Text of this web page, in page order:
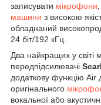
записувати мікрофони
машини з високою
обладнаний
24 біт/192 кГц.
Два найкращих у світі
передпідсилювачі
додаткову функцію Air
оригінального
вокальної або